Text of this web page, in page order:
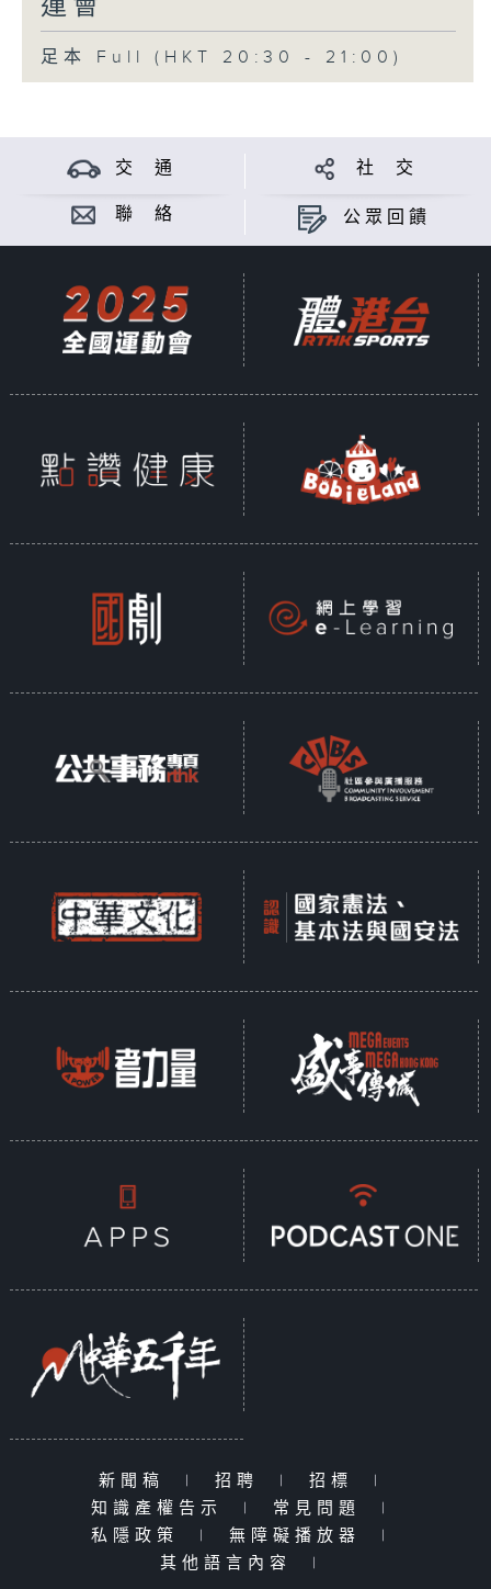
運會
足本 Full (HKT 20:30 - 21:00)
交 通 社 交
聯 絡 公眾回饋
新聞稿 | 招聘 | 招標
|
知識產權告示
| 常見問題
|
私隱政策
| 無障礙播放器
|
其他語言內容
|